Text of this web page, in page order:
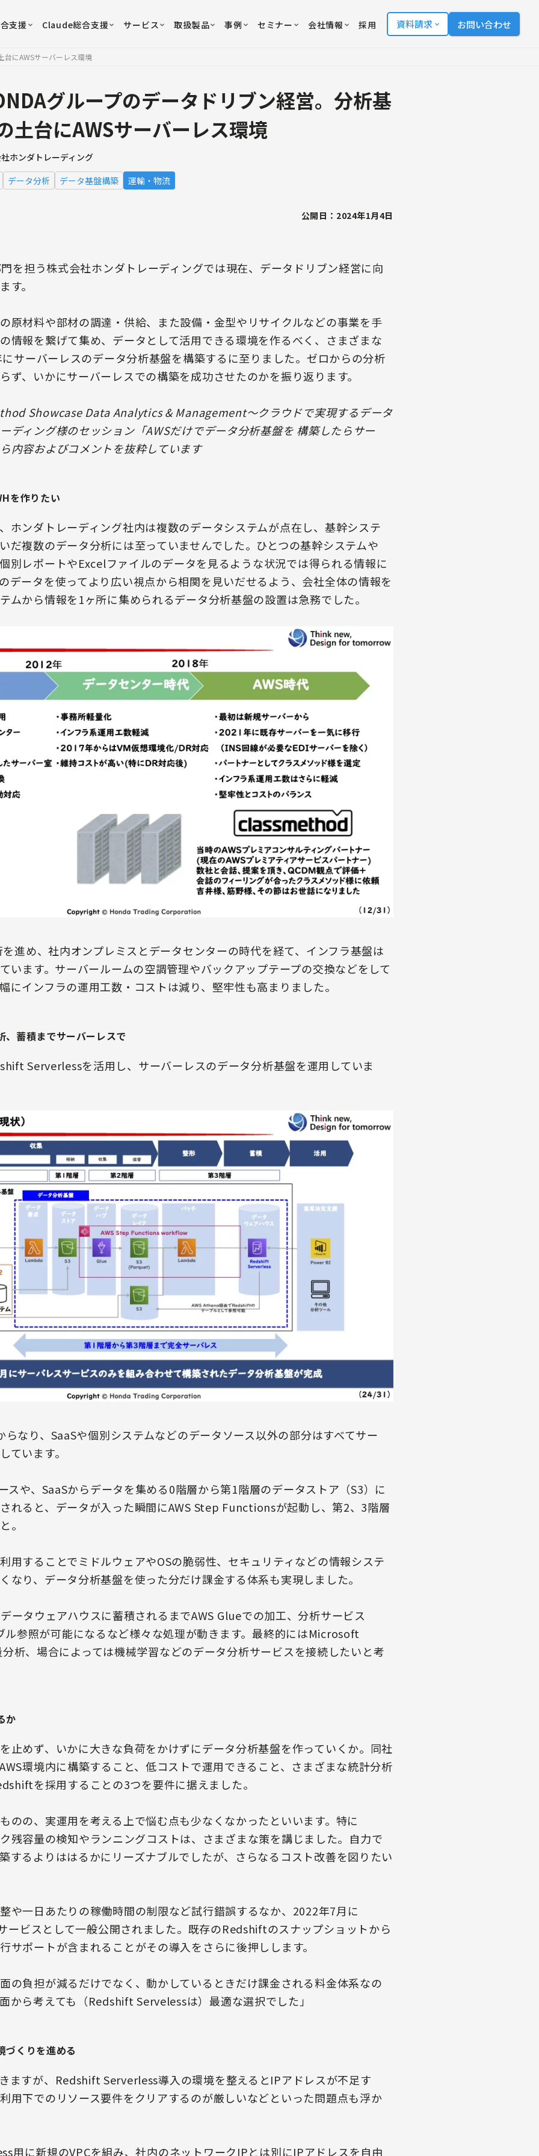
支援 Claude総合支援 サービス 取扱製品 事例 セミナー 会社情報 採用 資料請求 お問い合わせ
台にAWSサーバーレス環境
グループのデータドリブン経営。分析基
土台にAWSサーバーレス環境
ホンダトレーディング
データ分析
データ基盤構築 運輸・物流
公開日：2024年1月4日
を担う株式会社ホンダトレーディングでは現在、データドリブン経営に向
す。
原材料や部材の調達・供給、また設備・金型やリサイクルなどの事業を手
情報を繋げて集め、データとして活用できる環境を作るべく、さまざまな
サーバーレスのデータ分析基盤を構築するに至りました。ゼロからの分析
ず、いかにサーバーレスでの構築を成功させたのかを振り返ります。
Showcase Data Analytics & Management〜クラウドで実現するデータ
ディング様のセッション「AWSだけでデータ分析基盤を 構築したらサー
内容およびコメントを抜粋しています
を作りたい
ホンダトレーディング社内は複数のデータシステムが点在し、基幹システ
だ複数のデータ分析には至っていませんでした。ひとつの基幹システムや
別レポートやExcelファイルのデータを見るような状況では得られる情報に
データを使ってより広い視点から相関を見いだせるよう、会社全体の情報を
ムから情報を1ヶ所に集められるデータ分析基盤の設置は急務でした。
進め、社内オンプレミスとデータセンターの時代を経て、インフラ基盤は
います。サーバールームの空調管理やバックアップテープの交換などをして
にインフラの運用工数・コストは減り、堅牢性も高まりました。
、蓄積までサーバーレスで
Serverlessを活用し、サーバーレスのデータ分析基盤を運用していま
なり、SaaSや個別システムなどのデータソース以外の部分はすべてサー
ています。
スや、SaaSからデータを集める0階層から第1階層のデータストア（S3）に
れると、データが入った瞬間にAWS Step Functionsが起動し、第2、3階層
。
用することでミドルウェアやOSの脆弱性、セキュリティなどの情報システ
なり、データ分析基盤を使った分だけ課金する体系も実現しました。
ータウェアハウスに蓄積されるまでAWS Glueでの加工、分析サービス
参照が可能になるなど様々な処理が動きます。最終的にはMicrosoft
析、場合によっては機械学習などのデータ分析サービスを接続したいと考
か
止めず、いかに大きな負荷をかけずにデータ分析基盤を作っていくか。同社
環境内に構築すること、低コストで運用できること、さまざまな統計分析
を採用することの3つを要件に据えました。
のの、実運用を考える上で悩む点も少なくなかったといいます。特に
残容量の検知やランニングコストは、さまざまな策を講じました。自力で
するよりははるかにリーズナブルでしたが、さらなるコスト改善を図りたい
や一日あたりの稼働時間の制限など試行錯誤するなか、2022年7月に
ビスとして一般公開されました。既存のRedshiftのスナップショットから
サポートが含まれることがその導入をさらに後押しします。
の負担が減るだけでなく、動かしているときだけ課金される料金体系なの
から考えても（Redshift Servelessは）最適な選択でした」
づくりを進める
ますが、Redshift Serverless導入の環境を整えるとIPアドレスが不足す
用下でのリソース要件をクリアするのが厳しいなどといった問題点も浮か
用に新規のVPCを組み、社内のネットワークIPとは別にIPアドレスを自由